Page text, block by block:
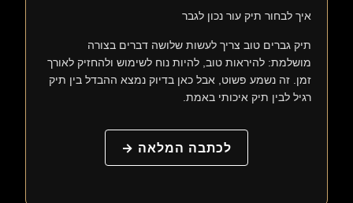
איך לבחור תיק עור נכון לגבר
תיק גברים טוב צריך לעשות שלושה דברים בצורה
מושלמת: להיראות טוב, להיות נוח לשימוש ולהחזיק לאורך
זמן. זה נשמע פשוט, אבל כאן בדיוק נמצא ההבדל בין תיק
רגיל לבין תיק איכותי באמת.
לכתבה המלאה →